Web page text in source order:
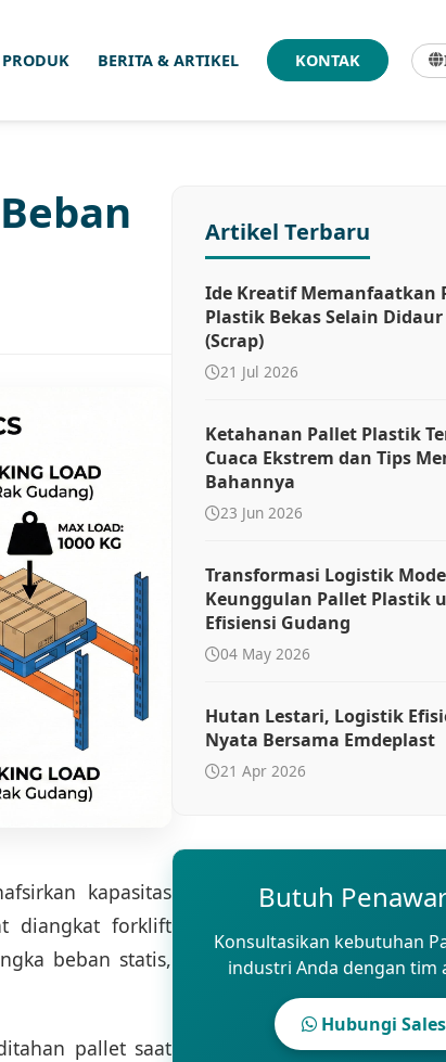
PRODUK BERITA & ARTIKEL KONTAK
kapasitas
diangkat forklift
beban statis,
pallet saat
Artikel Terbaru
Ide Kreatif Memanfaatkan
Plastik Bekas Selain
(Scrap)
21 Jul 2026
Ketahanan Pallet Plastik
Cuaca Ekstrem dan Tips
Bahannya
23 Jun 2026
Transformasi Logistik
Keunggulan Pallet Plastik
Efisiensi Gudang
04 May 2026
Hutan Lestari, Logistik
Nyata Bersama Emdeplast
21 Apr 2026
Butuh
Konsultasikan kebutuhan
industri Anda dengan tim
Hubungi Sales